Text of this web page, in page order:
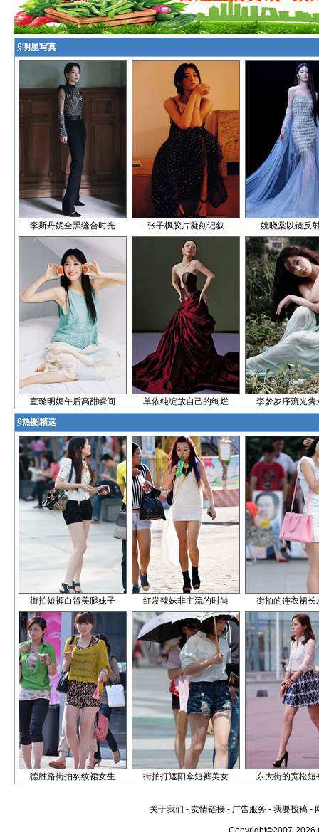
§明星写真
李斯丹妮全黑缝合时光 张子枫胶片凝刻记叙 姚晓棠以镜反
宣璐明媚午后高甜瞬间 单依纯绽放自己的绚烂 李梦岁序流光隽
§热图精选
街拍短裤白皙美腿妹子 红发辣妹非主流的时尚 街拍的连衣裙长
德胜路街拍豹纹裙女生 街拍打遮阳伞短裤美女 东大街的宽松短
关于我们 - 友情链接 - 广告服务 - 我要投稿 -